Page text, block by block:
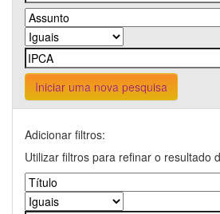
Iniciar uma nova pesquisa
Adicionar filtros:
Utilizar filtros para refinar o resultado